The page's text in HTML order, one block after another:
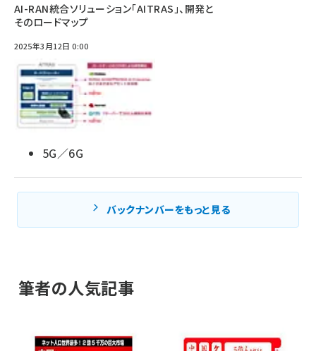
AI-RAN統合ソリューション「AITRAS」、開発と
そのロードマップ
2025年3月12日 0:00
5G／6G
バックナンバーをもっと見る
筆者の人気記事